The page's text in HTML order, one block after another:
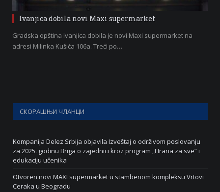
Ivanjica dobila novi Maxi supermarket
Gradska opština Ivanjica dobila je novi Maxi supermarket na
adresi Milinka Kušića 106a. Treći po…
СКОРАШЊИ ЧЛАНЦИ
Kompanija Delez Srbija objavila Izveštaj o održivom poslovanju
za 2025. godinu Briga o zajednici kroz program „Hrana za sve“ i
edukaciju učenika
Otvoren novi MAXI supermarket u stambenom kompleksu Vrtovi
Ceraka u Beogradu